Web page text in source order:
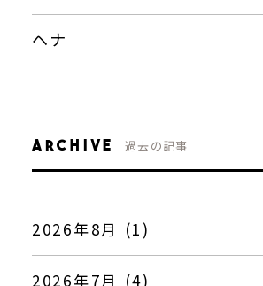
ヘナ
ARCHIVE 過去の記事
2026年8月 (1)
2026年7月 (4)